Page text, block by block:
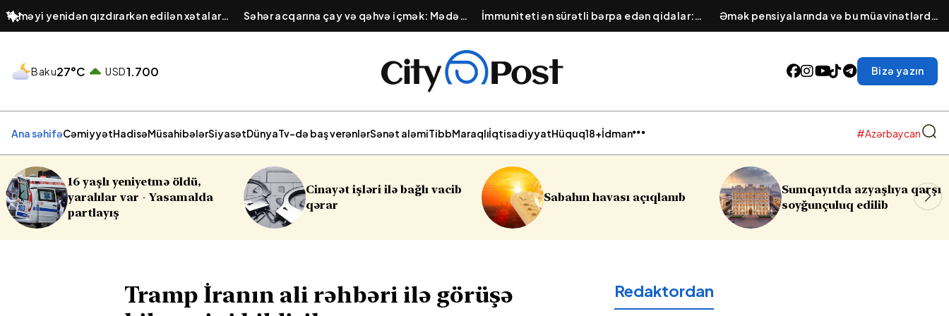
Yeməyi yenidən qızdırarkən edilən xətalar:
Hansı ərzaqlar zəhərə çevrilir?
​Səhər acqarına çay və qəhvə içmək: Mədə
şirəsinin tarazlığını pozan vərdiş
İmmuniteti ən sürətli bərpa edən qidalar:
Qışa hazırlıq üçün təbii məhsullar
Əmək pensiyalarında və bu müavinətlərdə
ARTIM OLACAQ - Deputat AÇIQLADI
Baku27°C USD1.700 Bizə yazın
Ana səhifəCəmiyyətHadisəMüsahibələrSiyasətDünyaTv-də baş verənlərSənət aləmiTibbMaraqlıİqtisadiyyatHüquq18+İdman #Azərbaycan
Cinayət işləri ilə bağlı vacib
qərar
Sabahın havası açıqlanıb
Sumqayıtda azyaşlıya qarşı
soyğunçuluq edilib
Rəsmi Bakıdan İsrailə
reaksiya:
Tramp İranın ali rəhbəri ilə görüşə
Redaktordan